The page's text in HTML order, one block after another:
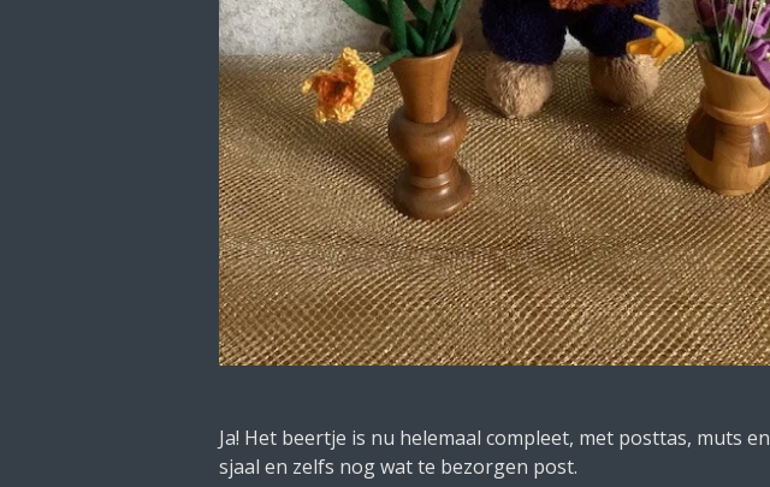
Ja! Het beertje is nu helemaal compleet, met posttas, muts en
sjaal en zelfs nog wat te bezorgen post.